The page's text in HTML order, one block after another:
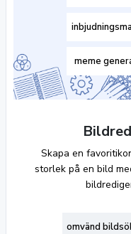
meme
Skapa en
storlek på en bild
omvänd